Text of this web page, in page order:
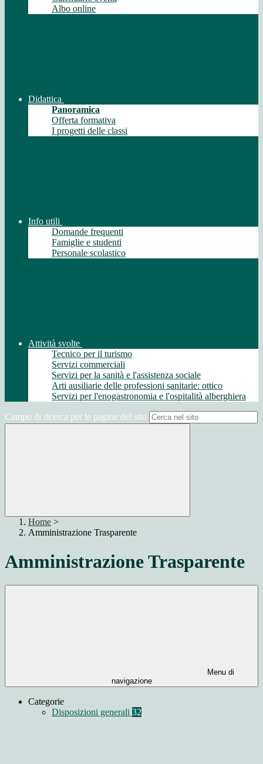
Albo online
Didattica
Panoramica
Offerta formativa
I progetti delle classi
Info utili
Domande frequenti
Famiglie e studenti
Personale scolastico
Attività svolte
Tecnico per il turismo
Servizi commerciali
Servizi per la sanità e l'assistenza sociale
Arti ausiliarie delle professioni sanitarie: ottico
Servizi per l'enogastronomia e l'ospitalità alberghiera
Campo di ricerca per le pagine del sito
Home >
Amministrazione Trasparente
Amministrazione Trasparente
Menu di
navigazione
Categorie
Disposizioni generali 32